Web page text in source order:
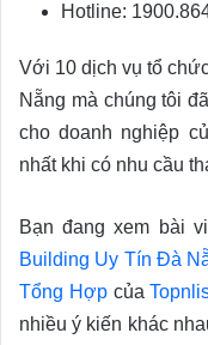
Hotline:
Với 10 dịch vụ tổ
Nẵng mà chúng tôi
cho doanh nghiệp
nhất khi có nhu cầu
Bạn đang xem bài
Building Uy Tín Đà
Tổng Hợpcủa
nhiều ý kiến khác